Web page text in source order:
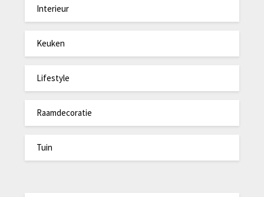
Interieur
Keuken
Lifestyle
Raamdecoratie
Tuin